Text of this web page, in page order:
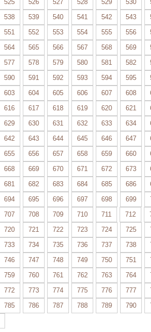
525 526 527 528 529 530
538 539 540 541 542 543
551 552 553 554 555 556
564 565 566 567 568 569
577 578 579 580 581 582
590 591 592 593 594 595
603 604 605 606 607 608
616 617 618 619 620 621
629 630 631 632 633 634
642 643 644 645 646 647
655 656 657 658 659 660
668 669 670 671 672 673
681 682 683 684 685 686
694 695 696 697 698 699
707 708 709 710 711 712
720 721 722 723 724 725
733 734 735 736 737 738
746 747 748 749 750 751
759 760 761 762 763 764
772 773 774 775 776 777
785 786 787 788 789 790